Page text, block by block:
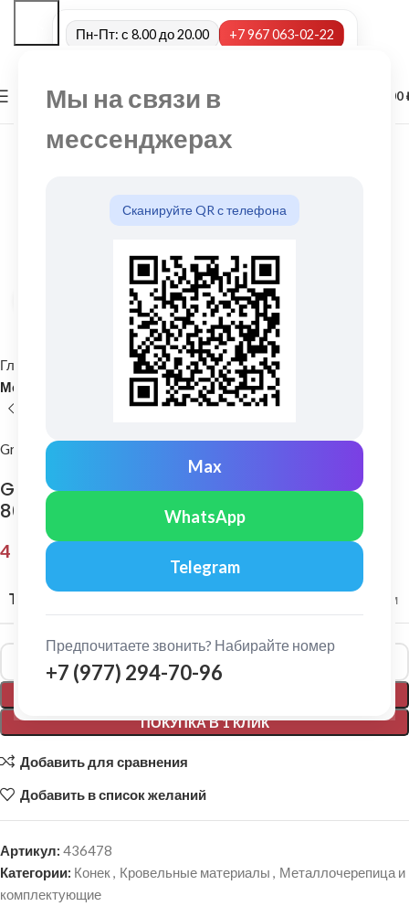
Мы на связи в
мессенджерах
Сканируйте QR с телефона
Max
WhatsApp
Telegram
Предпочитаете звонить? Набирайте номер
+7 (977) 294-70-96
Пн-Пт: с 8.00 до 20.00 +7 967 063-02-22
МЕНЮ 0,00
Нажмите, чтобы увеличить
Главная
Кровельные материалы
Металлочерепица и комплектующие
Grand Line
Grand Line: Конек полукруглый Velur X Ral
8017
4 137,00
ТОЛЩИНА МЕТАЛЛА 0,5 мм
ПОКУПКА В 1 КЛИК
Alternative:
Добавить для сравнения
Добавить в список желаний
Артикул: 436478
Категории: Конек, Кровельные материалы , Металлочерепица и
комплектующие